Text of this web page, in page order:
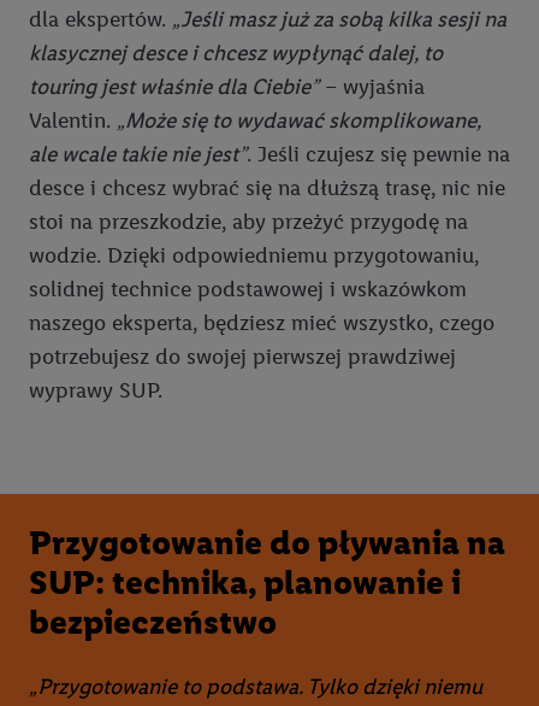
dla ekspertów. „Jeśli masz już za sobą kilka sesji na
klasycznej desce i chcesz wypłynąć dalej, to
touring jest właśnie dla Ciebie”– wyjaśnia
Valentin. „Może się to wydawać skomplikowane,
ale wcale takie nie jest”. Jeśli czujesz się pewnie na
desce i chcesz wybrać się na dłuższą trasę, nic nie
stoi na przeszkodzie, aby przeżyć przygodę na
wodzie. Dzięki odpowiedniemu przygotowaniu,
solidnej technice podstawowej i wskazówkom
naszego eksperta, będziesz mieć wszystko, czego
potrzebujesz do swojej pierwszej prawdziwej
wyprawy SUP.
Przygotowanie do pływania na
SUP: technika, planowanie i
bezpieczeństwo
„Przygotowanie to podstawa. Tylko dzięki niemu